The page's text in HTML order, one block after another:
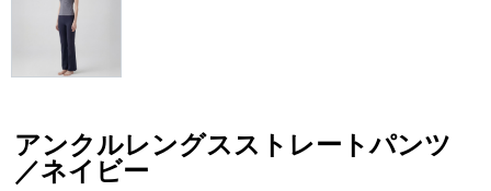
アンクルレングスストレートパンツ
／ネイビー